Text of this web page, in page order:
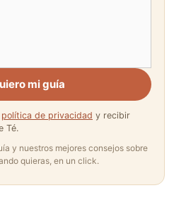
mi guía
política de privacidad y recibir
Té.
y nuestros mejores consejos sobre
quieras, en un click.